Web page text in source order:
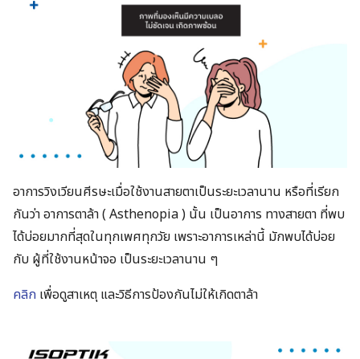
อาการวิงเวียนศีรษะ​เมื่อใช้งานสายตาเป็นระยะเวลานาน​ หรือที่เรียก
กันว่า​อาการตาล้า​ ( Asthenopia ) นั้น​ เป็นอาการ ทางสายตา ที่พบ
ได้บ่อยมากที่สุด​ในทุกเพศทุกวัย​ เพราะอาการเหล่านี้ มักพบได้บ่อย
กับ ผู้ที่ใช้งานหน้าจอ เป็นระยะเวลานาน​ ๆ
คลิก เพื่อดูสาเหตุ และวิธีการป้องกันไม่ให้เกิดตาล้า